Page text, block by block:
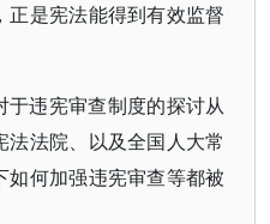
是宪法能得到有效监督
违宪审查制度的探讨从
法院、以及全国人大常
何加强违宪审查等都被